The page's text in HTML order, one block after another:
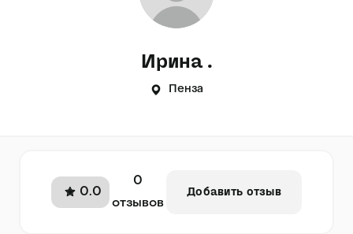
Ирина .
Пенза
0.0
0
отзывов
Добавить отзыв